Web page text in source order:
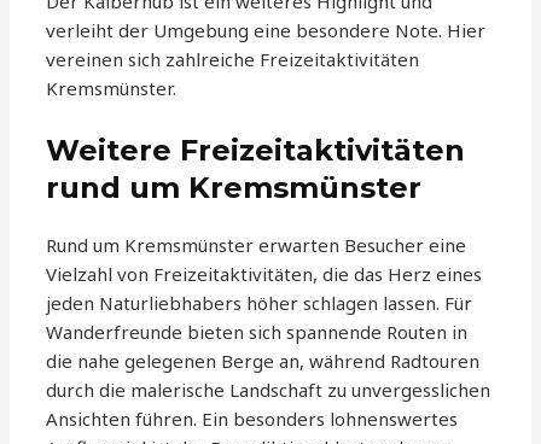
verleiht der Umgebung eine besondere Note. Hier
vereinen sich zahlreiche Freizeitaktivitäten
Kremsmünster.
Weitere Freizeitaktivitäten
rund um Kremsmünster
Rund um Kremsmünster erwarten Besucher eine
Vielzahl von Freizeitaktivitäten, die das Herz eines
jeden Naturliebhabers höher schlagen lassen. Für
Wanderfreunde bieten sich spannende Routen in
die nahe gelegenen Berge an, während Radtouren
durch die malerische Landschaft zu unvergesslichen
Ansichten führen. Ein besonders lohnenswertes